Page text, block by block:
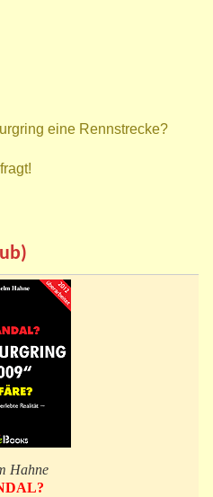
eine Rennstrecke?
Hahne